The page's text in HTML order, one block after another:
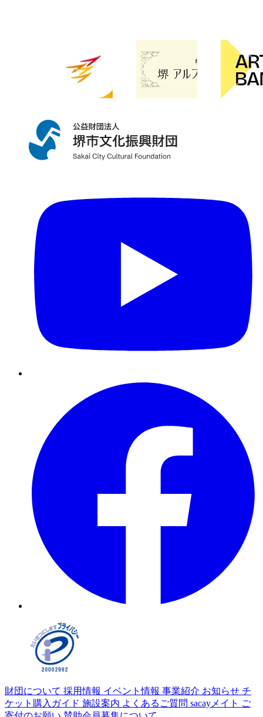
財団について 採用情報 イベント情報 事業紹介 お知らせ チ
ケット購入ガイド 施設案内 よくあるご質問 sacayメイト ご